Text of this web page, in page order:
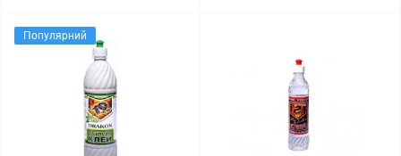
Популярний